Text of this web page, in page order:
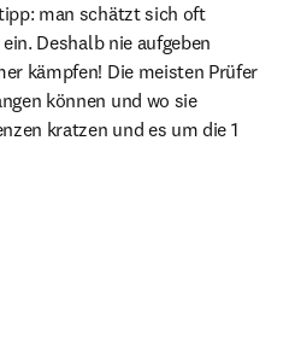
man schätzt sich oft
Deshalb nie aufgeben
kämpfen! Die meisten Prüfer
können und wo sie
kratzen und es um die 1